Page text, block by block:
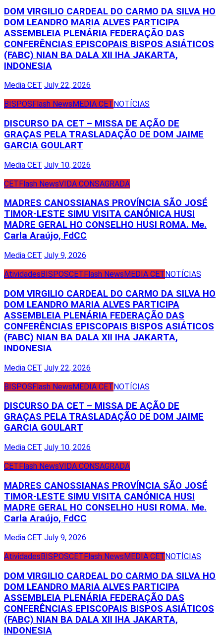
DOM VIRGILIO CARDEAL DO CARMO DA SILVA HO
DOM LEANDRO MARIA ALVES PARTICIPA
ASSEMBLEIA PLENÁRIA FEDERAÇÃO DAS
CONFERÊNCIAS EPISCOPAIS BISPOS ASIÁTICOS
(FABC) NIAN BA DALA XII IHA JAKARTA,
INDONESIA
Media CET July 22, 2026
BISPOS Flash News MEDIA CET NOTÍCIAS
DISCURSO DA CET – MISSA DE AÇÃO DE
GRAÇAS PELA TRASLADAÇÃO DE DOM JAIME
GARCIA GOULART
Media CET July 10, 2026
CETFlash NewsVIDA CONSAGRADA
MADRES CANOSSIANAS PROVÍNCIA SÃO JOSÉ
TIMOR-LESTE SIMU VISITA CANÓNICA HUSI
MADRE GERAL HO CONSELHO HUSI ROMA. Me.
Carla Araújo, FdCC
Media CET July 9, 2026
AtividadesBISPOSCETFlash NewsMEDIA CETNOTÍCIAS
DOM VIRGILIO CARDEAL DO CARMO DA SILVA HO
DOM LEANDRO MARIA ALVES PARTICIPA
ASSEMBLEIA PLENÁRIA FEDERAÇÃO DAS
CONFERÊNCIAS EPISCOPAIS BISPOS ASIÁTICOS
(FABC) NIAN BA DALA XII IHA JAKARTA,
INDONESIA
Media CET July 22, 2026
BISPOSFlash NewsMEDIA CETNOTÍCIAS
DISCURSO DA CET – MISSA DE AÇÃO DE
GRAÇAS PELA TRASLADAÇÃO DE DOM JAIME
GARCIA GOULART
Media CET July 10, 2026
CETFlash NewsVIDA CONSAGRADA
MADRES CANOSSIANAS PROVÍNCIA SÃO JOSÉ
TIMOR-LESTE SIMU VISITA CANÓNICA HUSI
MADRE GERAL HO CONSELHO HUSI ROMA. Me.
Carla Araújo, FdCC
Media CET July 9, 2026
Atividades BISPOSCET Flash News MEDIA CET NOTÍCIAS
DOM VIRGILIO CARDEAL DO CARMO DA SILVA HO
DOM LEANDRO MARIA ALVES PARTICIPA
ASSEMBLEIA PLENÁRIA FEDERAÇÃO DAS
CONFERÊNCIAS EPISCOPAIS BISPOS ASIÁTICOS
(FABC) NIAN BA DALA XII IHA JAKARTA,
INDONESIA